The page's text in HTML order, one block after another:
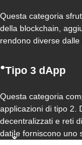
Questa categoria
della blockchain,
rendono diverse dalle
●Tipo 3 dApp
Questa categoria
applicazioni di tipo 2.
decentralizzati e reti
dati e forniscono uno